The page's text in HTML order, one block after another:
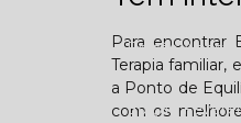
Edição
Edição
Para encontrar
Terapia familiar,
a Ponto de
com os